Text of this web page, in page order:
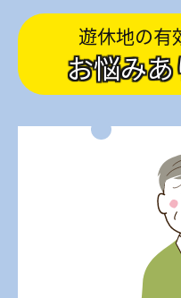
遊休地の有
お悩み